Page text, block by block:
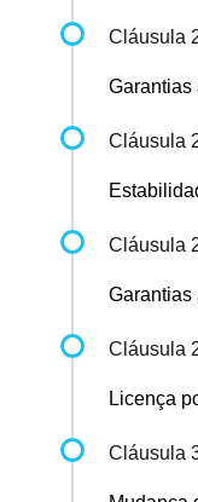
Cláusula
Garantias
Cláusula
Cláusula
Garantias
Cláusula
Licença
Cláusula